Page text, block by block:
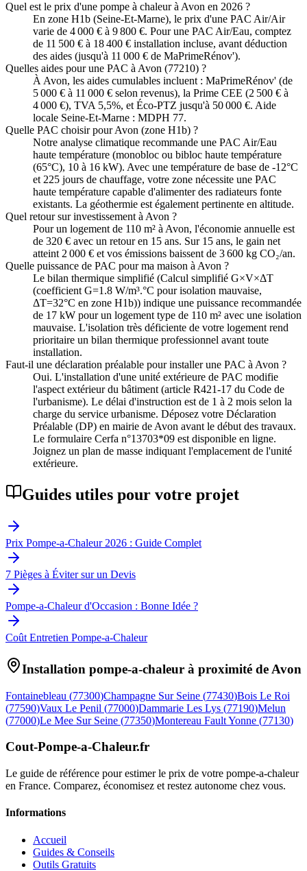
Quel est le prix d'une pompe à chaleur à Avon en 2026 ?
En zone H1b (Seine-Et-Marne), le prix d'une PAC Air/Air
varie de 4 000 € à 9 800 €. Pour une PAC Air/Eau, comptez
de 11 500 € à 18 400 € installation incluse, avant déduction
des aides (jusqu'à 11 000 € de MaPrimeRénov').
Quelles aides pour une PAC à Avon (77210) ?
À Avon, les aides cumulables incluent : MaPrimeRénov' (de
5 000 € à 11 000 € selon revenus), la Prime CEE (2 500 € à
4 000 €), TVA 5,5%, et Éco-PTZ jusqu'à 50 000 €. Aide
locale Seine-Et-Marne : MDPH 77.
Quelle PAC choisir pour Avon (zone H1b) ?
Notre analyse climatique recommande une PAC Air/Eau
haute température (monobloc ou bibloc haute température
(65°C), 10 à 16 kW). Avec une température de base de -12°C
et 225 jours de chauffage, votre zone nécessite une PAC
haute température capable d'alimenter des radiateurs fonte
existants. La géothermie est également pertinente en altitude.
Quel retour sur investissement à Avon ?
Pour un logement de 110 m² à Avon, l'économie annuelle est
de 320 € avec un retour en 15 ans. Sur 15 ans, le gain net
atteint 2 000 € et vos émissions baissent de 3 600 kg CO₂/an.
Quelle puissance de PAC pour ma maison à Avon ?
Le bilan thermique simplifié (Calcul simplifié G×V×ΔT
(coefficient G=1.8 W/m³.°C pour isolation mauvaise,
ΔT=32°C en zone H1b)) indique une puissance recommandée
de 17 kW pour un logement type de 110 m² avec une isolation
mauvaise. L'isolation très déficiente de votre logement rend
prioritaire un bilan thermique professionnel avant toute
installation.
Faut-il une déclaration préalable pour installer une PAC à Avon ?
Oui. L'installation d'une unité extérieure de PAC modifie
l'aspect extérieur du bâtiment (article R421-17 du Code de
l'urbanisme). Le délai d'instruction est de 1 à 2 mois selon la
charge du service urbanisme. Déposez votre Déclaration
Préalable (DP) en mairie de Avon avant le début des travaux.
Le formulaire Cerfa n°13703*09 est disponible en ligne.
Joignez un plan de masse indiquant l'emplacement de l'unité
extérieure.
Guides utiles pour votre projet
Prix Pompe-a-Chaleur 2026 : Guide Complet
7 Pièges à Éviter sur un Devis
Pompe-a-Chaleur d'Occasion : Bonne Idée ?
Coût Entretien Pompe-a-Chaleur
Installation pompe-a-chaleur à proximité de Avon
Fontainebleau (77300)Champagne Sur Seine (77430)Bois Le Roi
(77590)Vaux Le Penil (77000)Dammarie Les Lys (77190)Melun
(77000)Le Mee Sur Seine (77350)Montereau Fault Yonne (77130)
Cout-Pompe-a-Chaleur.fr
Le guide de référence pour estimer le prix de votre pompe-a-chaleur
en France. Comparez, économisez et restez autonome chez vous.
Informations
Accueil
Guides & Conseils
Outils Gratuits